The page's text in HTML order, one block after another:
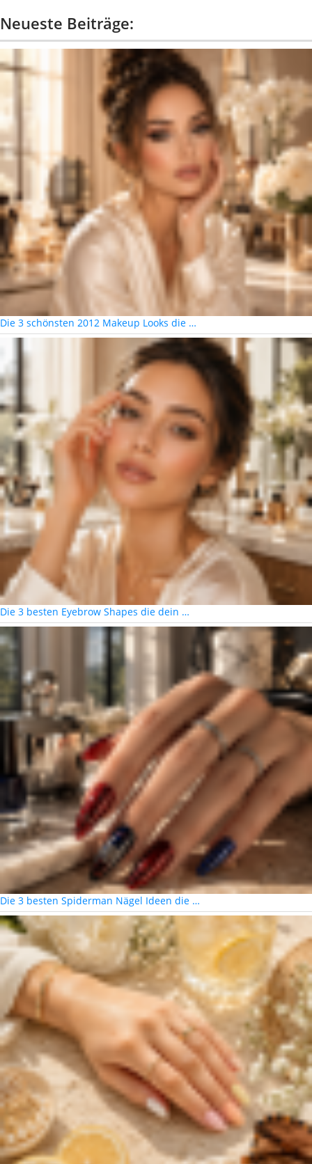
Neueste Beiträge:
Die 3 schönsten 2012 Makeup Looks die …
Die 3 besten Eyebrow Shapes die dein …
Die 3 besten Spiderman Nägel Ideen die …